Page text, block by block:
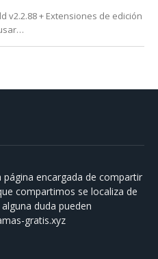
v2.2.88 + Extensiones de edición
página encargada de compartir
compartimos se localiza de
duda pueden
gratis.xyz